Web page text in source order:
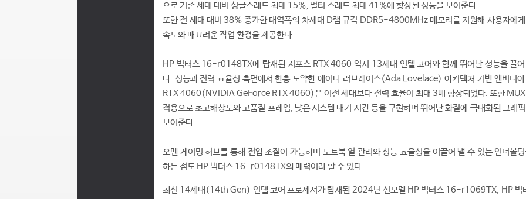
으로 기존 세대 대비 싱글스레드 최대 15%, 멀티 스레드 최대 41%에 향상된 성능을 보여준다.
또한 전 세대 대비 38% 증가한 대역폭의 차세대 D램 규격 DDR5-4800MHz 메모리를 지원해 사용자에
속도와 매끄러운 작업 환경을 제공한다.
HP 빅터스 16-r0148TX에 탑재된 지포스 RTX 4060 역시 13세대 인텔 코어와 함께 뛰어난 성능을 끌어
다. 성능과 전력 효율성 측면에서 한층 도약한 에이다 러브레이스(Ada Lovelace) 아키텍처 기반 엔비디
RTX 4060(NVIDIA GeForce RTX 4060)은 이전 세대보다 전력 효율이 최대 3배 향상되었다. 또한 MUX
적용으로 초고해상도와 고품질 프레임, 낮은 시스템 대기 시간 등을 구현하며 뛰어난 화질에 극대화된 그래
보여준다.
오멘 게이밍 허브를 통해 전압 조절이 가능하며 노트북 열 관리와 성능 효율성을 이끌어 낼 수 있는 언더볼
하는 점도 HP 빅터스 16-r0148TX의 매력이라 할 수 있다.
최신 14세대(14th Gen) 인텔 코어 프로세서가 탑재된 2024년 신모델 HP 빅터스 16-r1069TX, HP 빅